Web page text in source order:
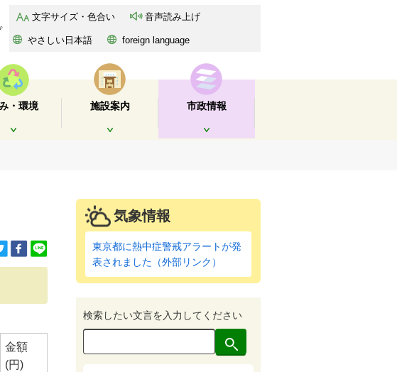
文字サイズ・色合い 音声読み上げ
やさしい日本語 foreign language
・環境 施設案内 市政情報
金額
(円)
気象情報
東京都に熱中症警戒アラートが発
表されました（外部リンク）
検索したい文言を入力してください